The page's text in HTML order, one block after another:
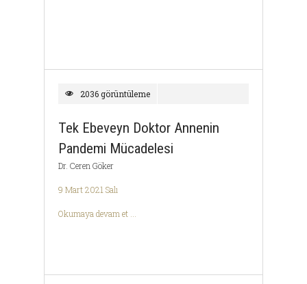
2036 görüntüleme
Tek Ebeveyn Doktor Annenin
Pandemi Mücadelesi
Dr. Ceren Göker
9 Mart 2021 Salı
Okumaya devam et ...